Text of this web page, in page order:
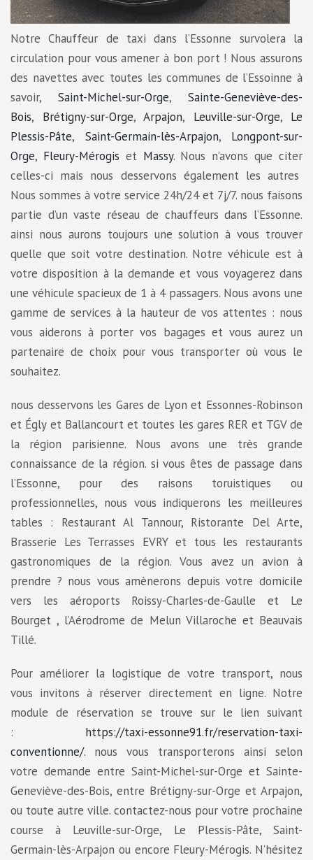
Notre Chauffeur de taxi dans l’Essonne survolera la
circulation pour vous amener à bon port ! Nous assurons
des navettes avec toutes les communes de l’Essoinne à
savoir, Saint-Michel-sur-Orge, Sainte-Geneviève-des-
Bois, Brétigny-sur-Orge, Arpajon, Leuville-sur-Orge, Le
Plessis-Pâte, Saint-Germain-lès-Arpajon, Longpont-sur-
Orge, Fleury-Mérogis et Massy. Nous n’avons que citer
celles-ci mais nous desservons également les autres
Nous sommes à votre service 24h/24 et 7j/7. nous faisons
partie d’un vaste réseau de chauffeurs dans l’Essonne.
ainsi nous aurons toujours une solution à vous trouver
quelle que soit votre destination. Notre véhicule est à
votre disposition à la demande et vous voyagerez dans
une véhicule spacieux de 1 à 4 passagers. Nous avons une
gamme de services à la hauteur de vos attentes : nous
vous aiderons à porter vos bagages et vous aurez un
partenaire de choix pour vous transporter où vous le
souhaitez.
nous desservons les Gares de Lyon et Essonnes-Robinson
et Égly et Ballancourt et toutes les gares RER et TGV de
la région parisienne. Nous avons une très grande
connaissance de la région. si vous êtes de passage dans
l’Essonne, pour des raisons toruistiques ou
professionnelles, nous vous indiquerons les meilleures
tables : Restaurant Al Tannour, Ristorante Del Arte,
Brasserie Les Terrasses EVRY et tous les restaurants
gastronomiques de la région. Vous avez un avion à
prendre ? nous vous amènerons depuis votre domicile
vers les aéroports Roissy-Charles-de-Gaulle et Le
Bourget , l’Aérodrome de Melun Villaroche et Beauvais
Tillé.
Pour améliorer la logistique de votre transport, nous
vous invitons à réserver directement en ligne. Notre
module de réservation se trouve sur le lien suivant
: https://taxi-essonne91.fr/reservation-taxi-
conventionne/. nous vous transporterons ainsi selon
votre demande entre Saint-Michel-sur-Orge et Sainte-
Geneviève-des-Bois, entre Brétigny-sur-Orge et Arpajon,
ou toute autre ville. contactez-nous pour votre prochaine
course à Leuville-sur-Orge, Le Plessis-Pâte, Saint-
Germain-lès-Arpajon ou encore Fleury-Mérogis. N’hésitez